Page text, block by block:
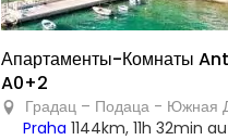
Апартаменты-Комнаты
A0+2
Градац – Подаца - Южная
Praha 1144km, 11h 32min